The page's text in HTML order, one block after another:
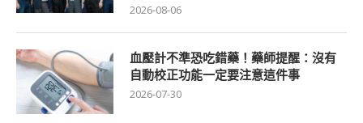
2026-08-06
血壓計不準恐吃錯藥！藥師提醒：沒有
自動校正功能一定要注意這件事
2026-07-30